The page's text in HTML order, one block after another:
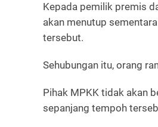
Kepada pemilik premis
akan menutup
tersebut.
Sehubungan itu, orang
Pihak MPKK tidak akan
sepanjang tempoh